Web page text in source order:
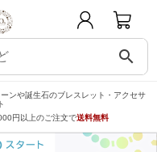
search
ンや誕生石のブレスレット・アクセサ
円以上のご注文で送料無料